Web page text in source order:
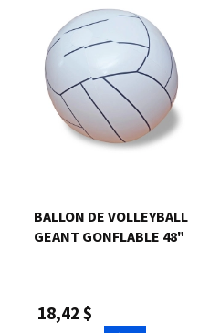
BALLON DE VOLLEYBALL
GEANT GONFLABLE 48"
18,42 $